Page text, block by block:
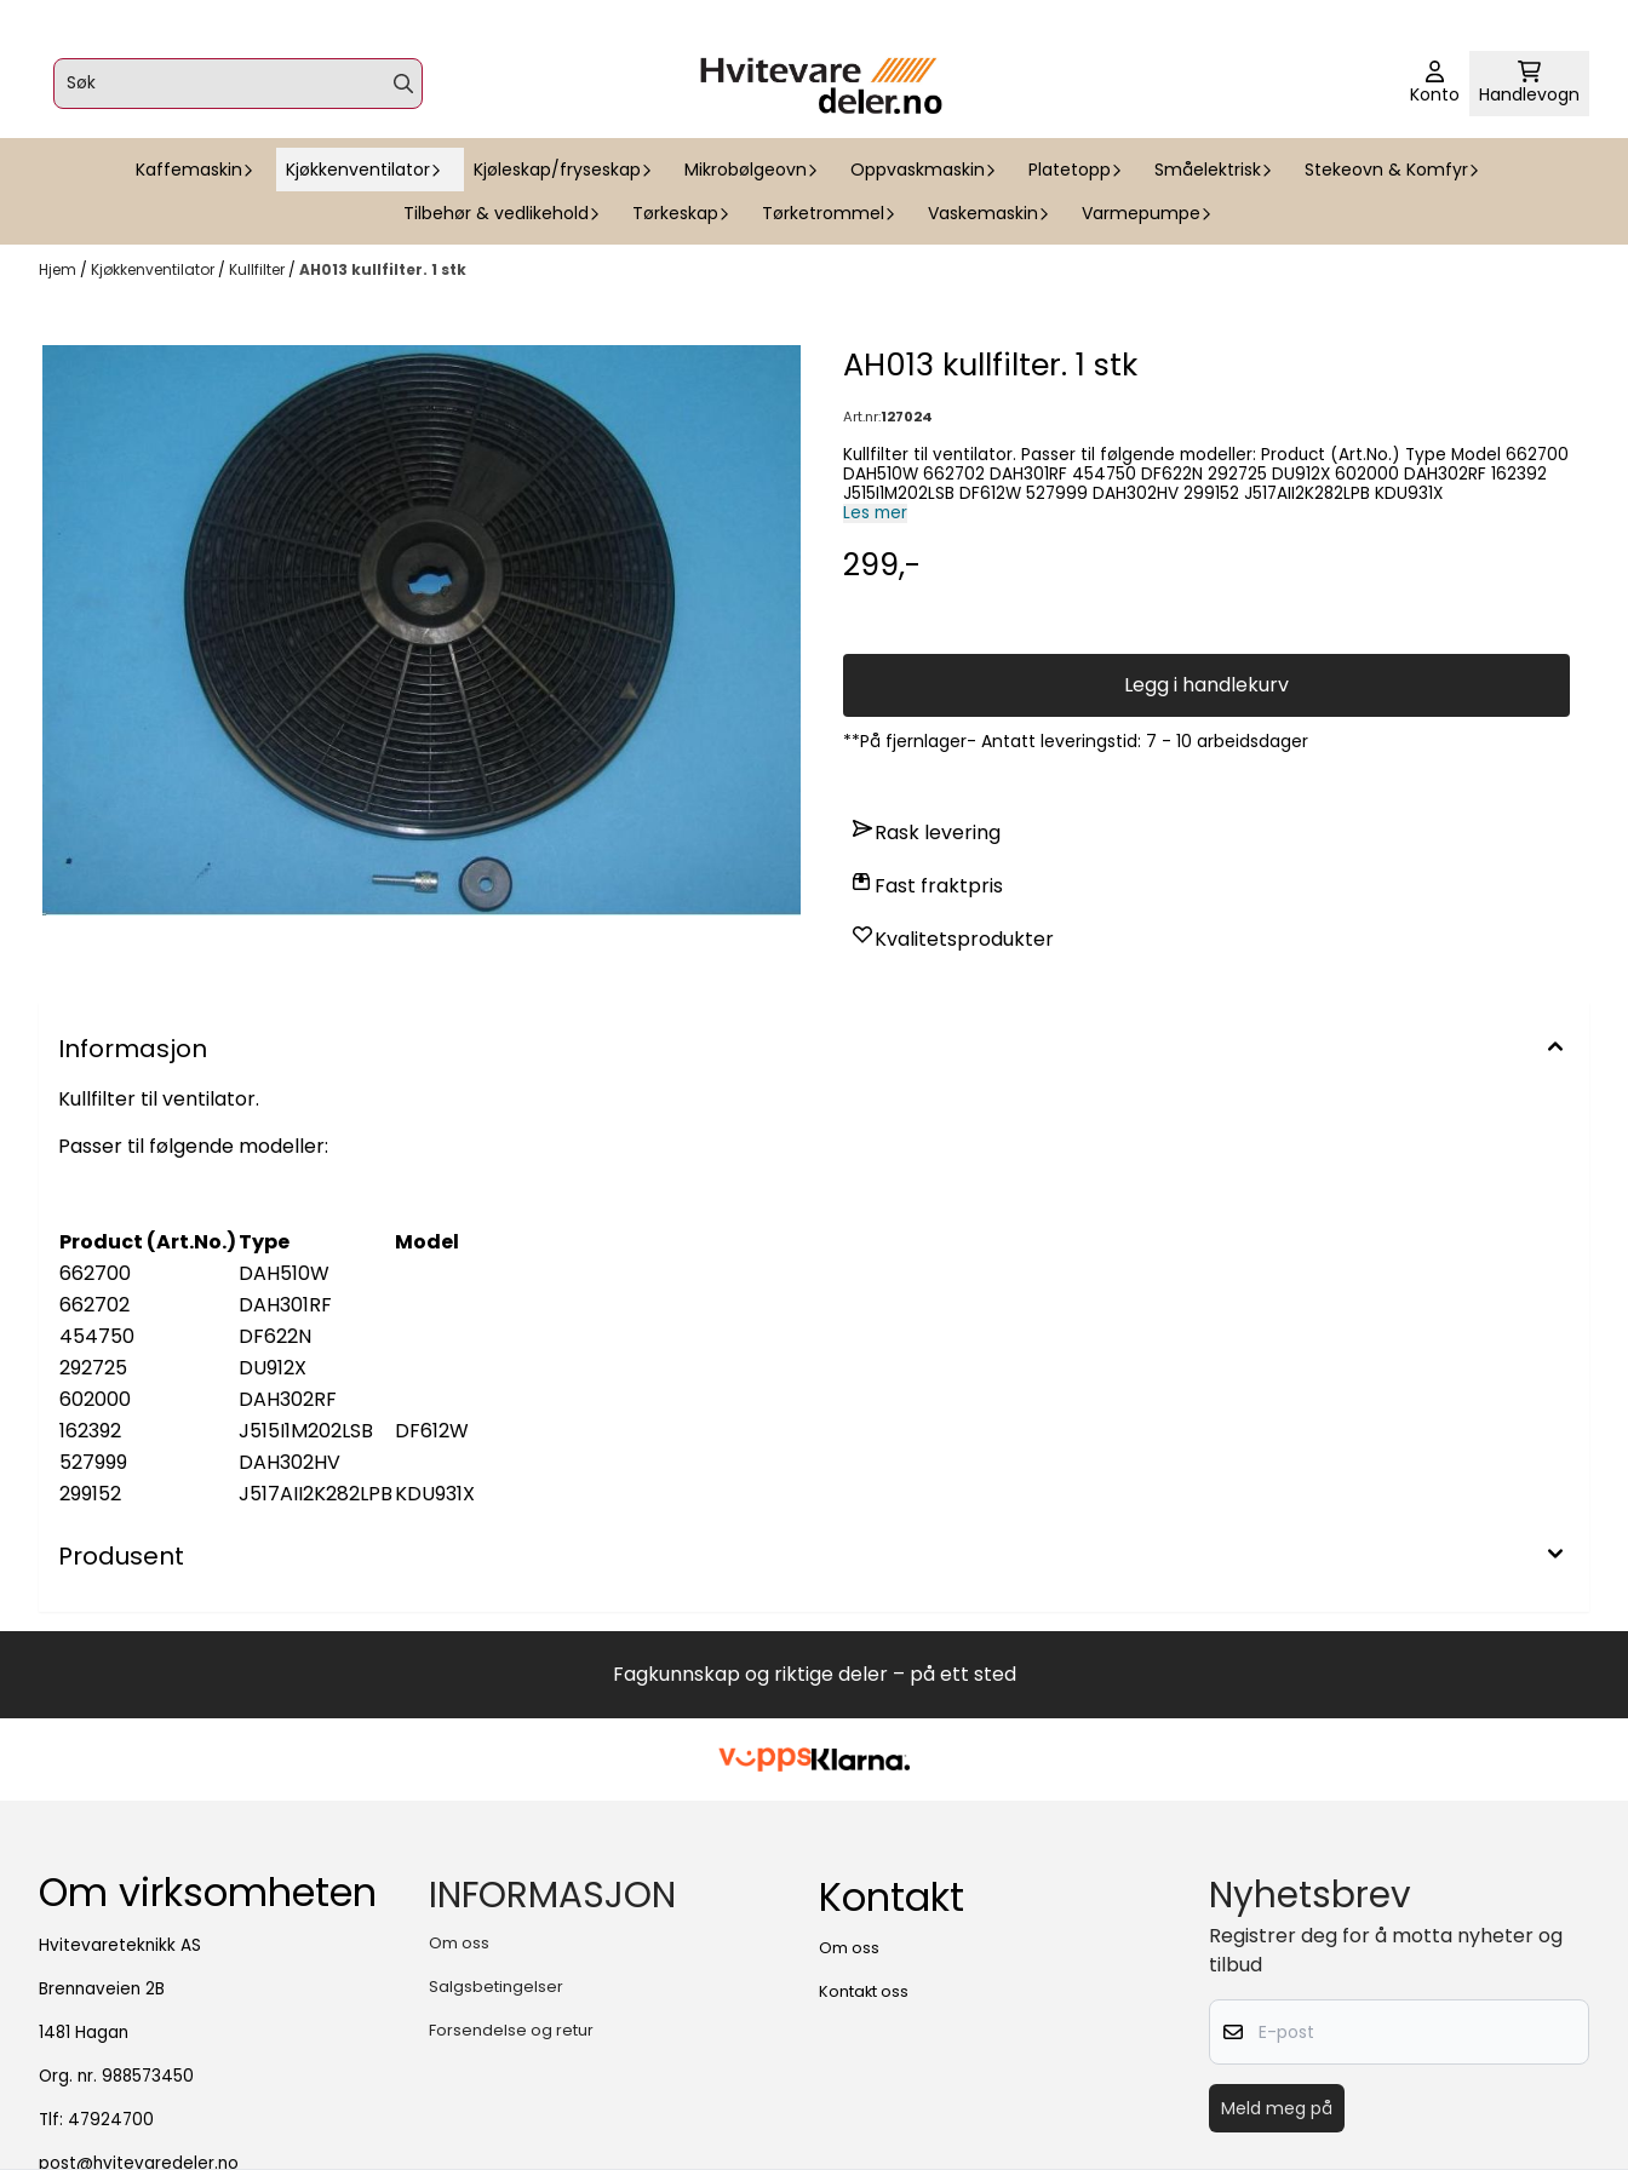
Konto Handlevogn
Kaffemaskin Kjøkkenventilator Kjøleskap/fryseskap Mikrobølgeovn Oppvaskmaskin Platetopp Småelektrisk
Stekeovn & Komfyr
Tilbehør & vedlikehold
Tørkeskap Tørketrommel Vaskemaskin Varmepumpe
Hjem / Kjøkkenventilator / Kullfilter / AH013 kullfilter. 1 stk
AH013 kullfilter. 1 stk
Art.nr:127024
Kullfilter til ventilator. Passer til følgende modeller: Product (Art.No.) Type Model 662700
DAH510W 662702 DAH301RF 454750 DF622N 292725 DU912X 602000 DAH302RF 162392
J515I1M202LSB DF612W 527999 DAH302HV 299152 J517AII2K282LPB KDU931X
Les mer
299,-
Legg i handlekurv
**På fjernlager- Antatt leveringstid: 7 - 10 arbeidsdager
Rask levering
Fast fraktpris
Kvalitetsprodukter
Informasjon
Kullfilter til ventilator.
Passer til følgende modeller:
Product (Art.No.)Type
Model
662700
DAH510W
662702
DAH301RF
454750
DF622N
292725
DU912X
602000
DAH302RF
162392
J515I1M202LSB
DF612W
527999
DAH302HV
299152
J517AII2K282LPBKDU931X
Produsent
Fagkunnskap og riktige deler – på ett sted
Om virksomheten
Hvitevareteknikk AS
Brennaveien 2B
1481 Hagan
Org. nr. 988573450
Tlf: 47924700
post@hvitevaredeler.no
INFORMASJON
Om oss
Salgsbetingelser
Forsendelse og retur
Kontakt
Om oss
Kontakt oss
Nyhetsbrev
Registrer deg for å motta nyheter og
tilbud
E-post
Meld meg på